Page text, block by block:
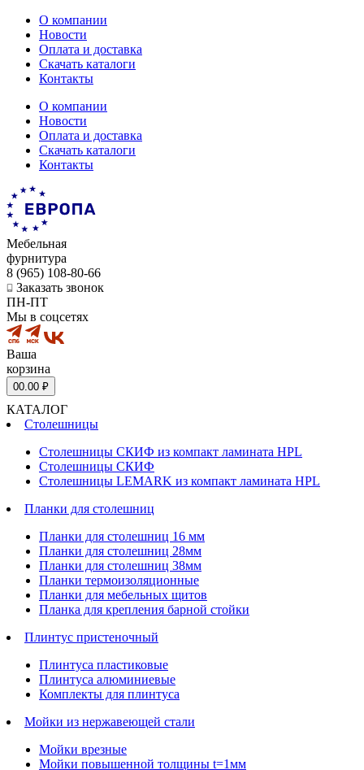
О компании
Новости
Оплата и доставка
Скачать каталоги
Контакты
О компании
Новости
Оплата и доставка
Скачать каталоги
Контакты
Мебельная
фурнитура
8 (965) 108-80-66
Заказать звонок
ПН-ПТ
Мы в соцсетях
Ваша
корзина
00.00 ₽
КАТАЛОГ
Столешницы
Столешницы СКИФ из компакт ламината HPL
Столешницы СКИФ
Столешницы LEMARK из компакт ламината HPL
Планки для столешниц
Планки для столешниц 16 мм
Планки для столешниц 28мм
Планки для столешниц 38мм
Планки термоизоляционные
Планки для мебельных щитов
Планка для крепления барной стойки
Плинтус пристеночный
Плинтуса пластиковые
Плинтуса алюминиевые
Комплекты для плинтуса
Мойки из нержавеющей стали
Мойки врезные
Мойки повышенной толщины t=1мм